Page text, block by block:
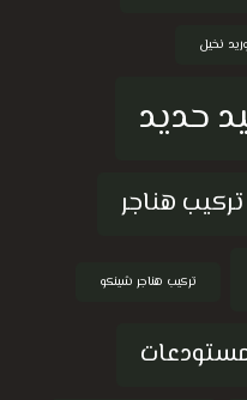
نخيل
حديد
تركيب هناجر
تركيب هناجر شينكو